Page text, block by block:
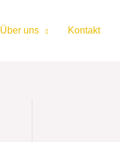
Über uns Kontakt